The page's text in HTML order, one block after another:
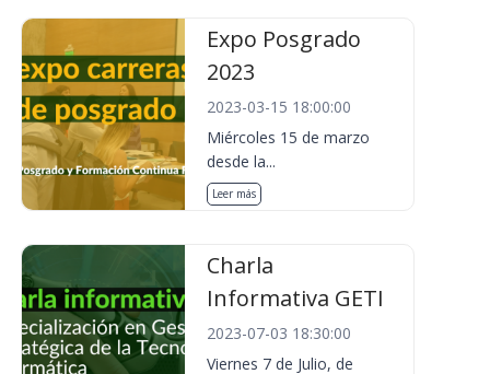
Expo Posgrado
2023
2023-03-15 18:00:00
Miércoles 15 de marzo
desde la...
Leer más
Charla
Informativa GETI
2023-07-03 18:30:00
Viernes 7 de Julio, de